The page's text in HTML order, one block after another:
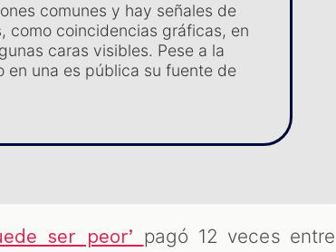
comunes y hay señales de
como coincidencias gráficas, en
caras visibles. Pese a la
en una es pública su fuente de
ser peor’ pagó 12 veces entre